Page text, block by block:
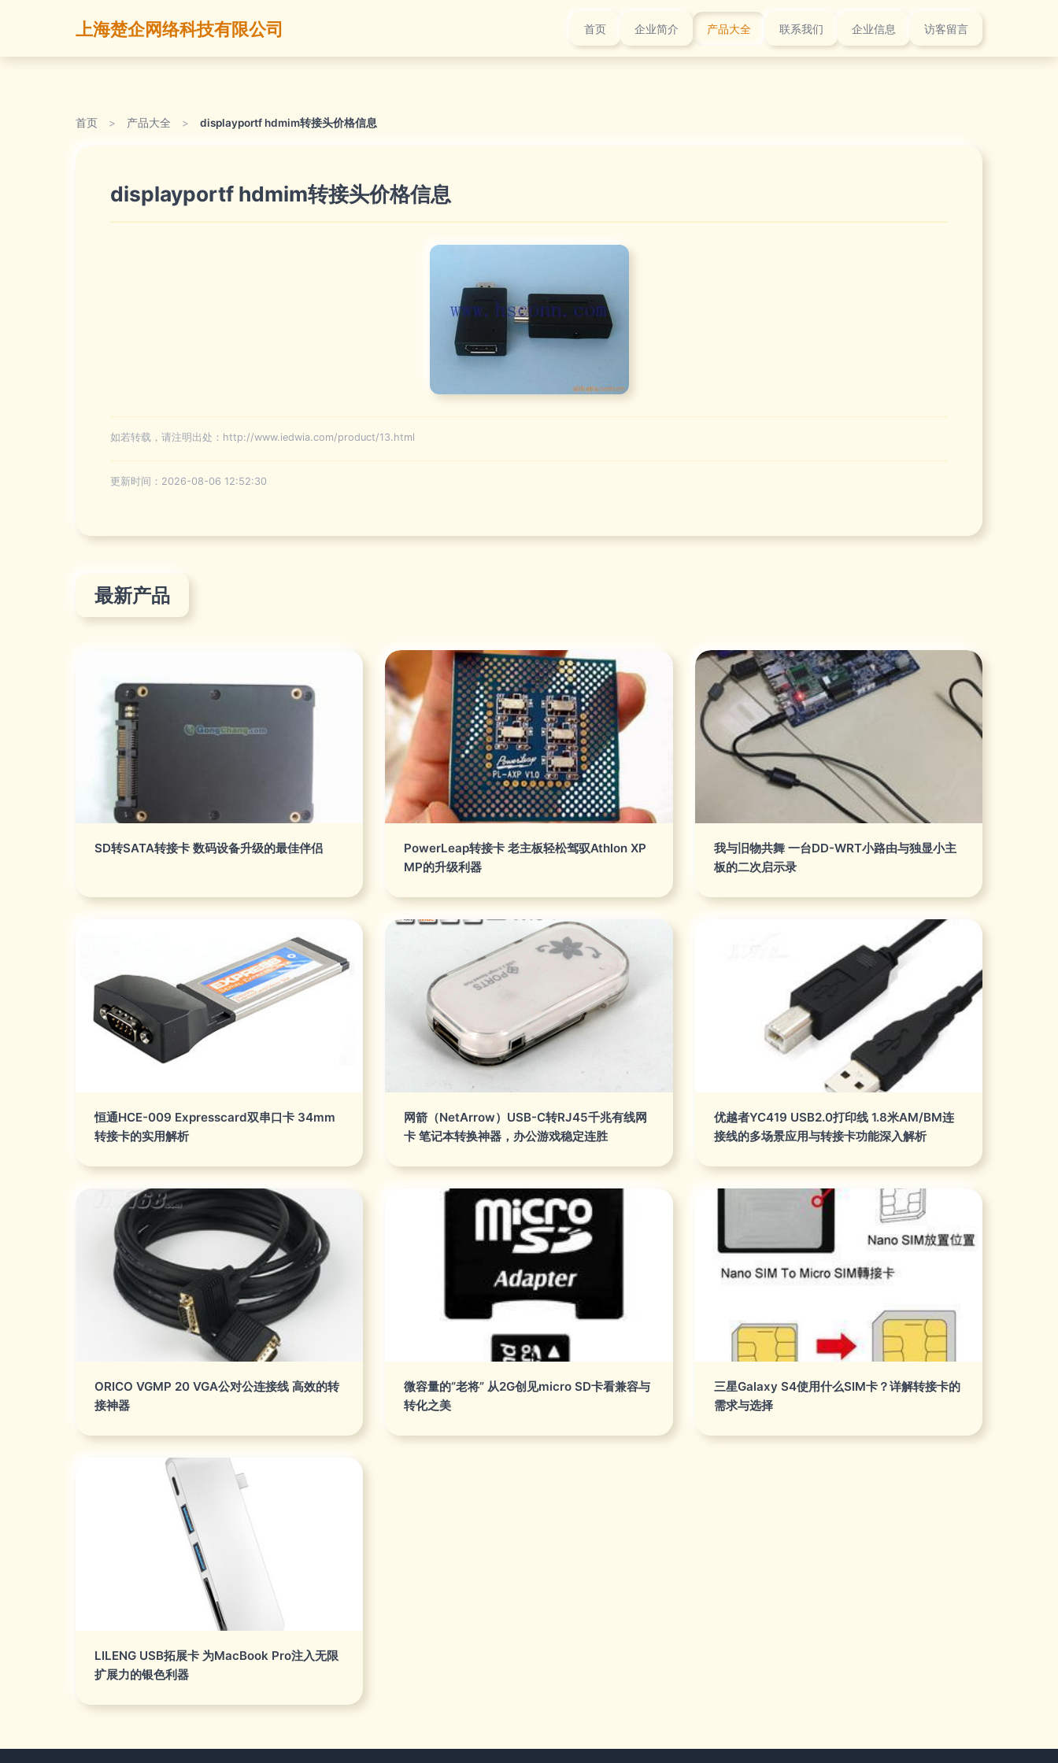
上海楚企网络科技有限公司 首页 企业简介 产品大全 联系我们 企业信息 访客留言
首页 > 产品大全 > displayportf hdmim转接头价格信息
displayportf hdmim转接头价格信息
如若转载，请注明出处：http://www.iedwia.com/product/13.html
更新时间：2026-08-06 12:52:30
最新产品
SD转SATA转接卡 数码设备升级的最佳伴侣
PowerLeap转接卡 老主板轻松驾驭Athlon XP
MP的升级利器
我与旧物共舞 一台DD-WRT小路由与独显小主
板的二次启示录
恒通HCE-009 Expresscard双串口卡 34mm
转接卡的实用解析
网箭（NetArrow）USB-C转RJ45千兆有线网
卡 笔记本转换神器，办公游戏稳定连胜
优越者YC419 USB2.0打印线 1.8米AM/BM连
接线的多场景应用与转接卡功能深入解析
ORICO VGMP 20 VGA公对公连接线 高效的转
接神器
微容量的“老将” 从2G创见micro SD卡看兼容与
转化之美
三星Galaxy S4使用什么SIM卡？详解转接卡的
需求与选择
LILENG USB拓展卡 为MacBook Pro注入无限
扩展力的银色利器